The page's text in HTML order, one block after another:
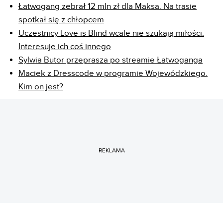
Łatwogang zebrał 12 mln zł dla Maksa. Na trasie
spotkał się z chłopcem
Uczestnicy Love is Blind wcale nie szukają miłości.
Interesuje ich coś innego
Sylwia Butor przeprasza po streamie Łatwoganga
Maciek z Dresscode w programie Wojewódzkiego.
Kim on jest?
REKLAMA